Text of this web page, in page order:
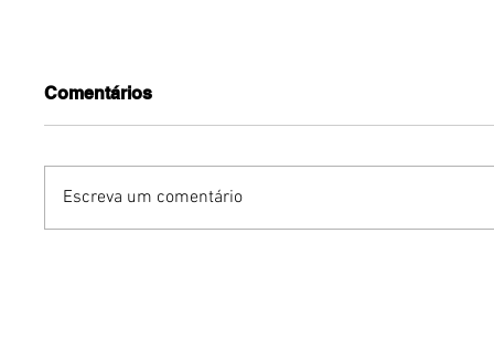
Comentários
Escreva um comentário